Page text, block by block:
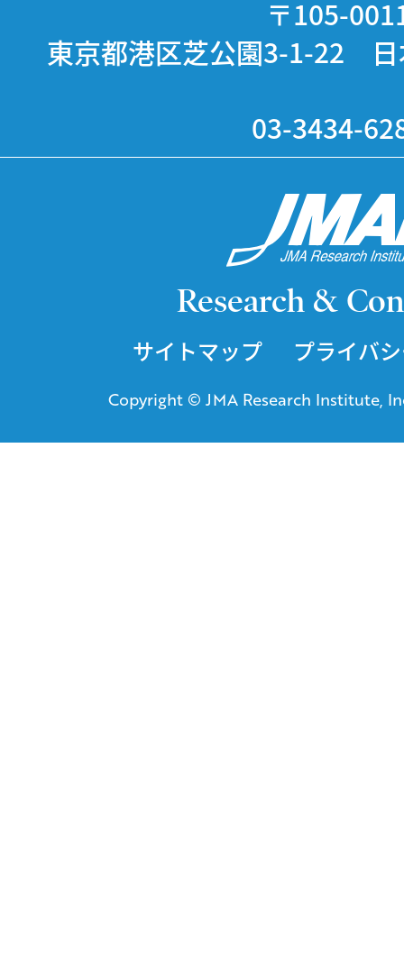
〒105-
東京都港区芝公園3-1-22 日
03-3434-
Research &
サイトマップ プライバ
Copyright © JMA Research Institute,